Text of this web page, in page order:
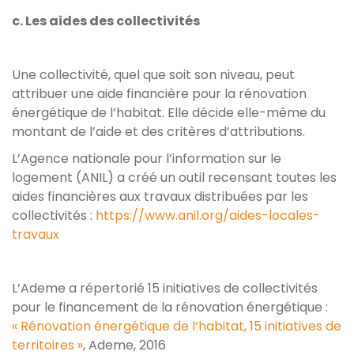
c. Les aides des collectivités
Une collectivité, quel que soit son niveau, peut
attribuer une aide financière pour la rénovation
énergétique de l’habitat. Elle décide elle-même du
montant de l’aide et des critères d’attributions.
L’Agence nationale pour l’information sur le
logement (ANIL) a créé un outil recensant toutes les
aides financières aux travaux distribuées par les
collectivités : https://www.anil.org/aides-locales-
travaux
L’Ademe a répertorié 15 initiatives de collectivités
pour le financement de la rénovation énergétique :
« Rénovation énergétique de l’habitat, 15 initiatives de
territoires », Ademe, 2016